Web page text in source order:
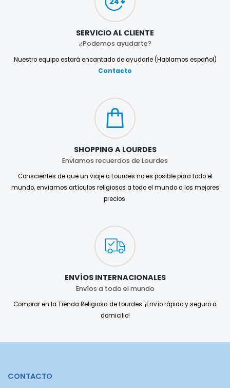
SERVICIO AL CLIENTE
¿Podemos ayudarte?
Nuestro equipo estará encantado de ayudarle (Hablamos español)
Contacto
SHOPPING A LOURDES
Enviamos recuerdos de Lourdes
Conscientes de que un viaje a Lourdes no es posible para todo el
mundo, enviamos artículos religiosos a todo el mundo a los mejores
precios.
ENVÍOS INTERNACIONALES
Envíos a todo el mundo
Comprar en la Tienda Religiosa de Lourdes. ¡Envío rápido y seguro a
domicilio!
CONTACTO